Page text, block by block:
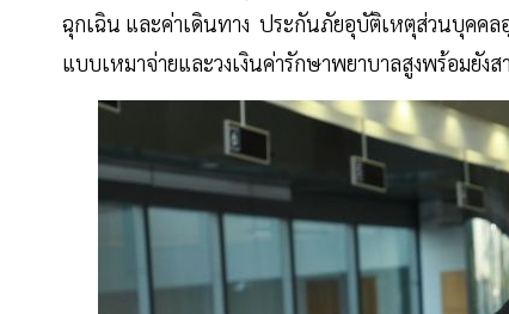
ฉุกเฉิน และค่าเดินทาง ประกันภัยอุบัติเหตุส่วนบุคค
แบบเหมาจ่ายและวงเงินค่ารักษาพยาบาลสูงพร้อมยั